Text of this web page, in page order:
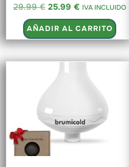
29.99€ 25.99 € IVA INCLUIDO
AÑADIR AL CARRITO